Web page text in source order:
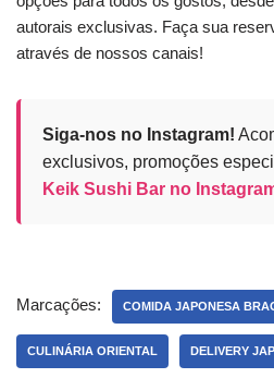
autorais exclusivas. Faça sua
através de nossos canais!
Siga-nos no Instagram!
exclusivos, promoções
Keik Sushi Bar no
Marcações: COMIDA JAPONESA
CULINÁRIA ORIENTAL DELIVERY